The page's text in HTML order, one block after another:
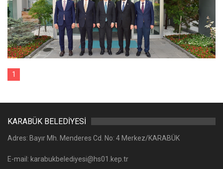
1
KARABÜK BELEDİYESİ
Adres: Bayır Mh. Menderes Cd. No: 4 Merkez/KARABÜK
E-mail: karabukbelediyesi@hs01.kep.tr